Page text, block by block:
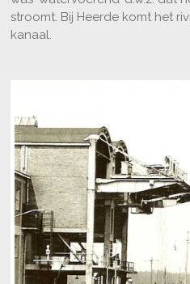
stroomt. Bij Heerde komt het
kanaal.